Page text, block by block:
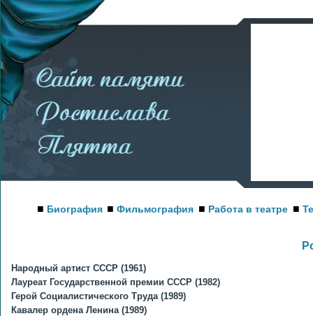
■ Биография ■ Фильмография ■ Работа в театре ■
Народный артист СССР (1961)
Лауреат Государственной премии СССР (1982)
Герой Социалистического Труда (1989)
Кавалер ордена Ленина (1989)